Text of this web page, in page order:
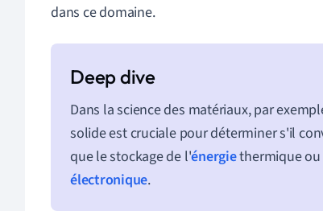
dans ce domaine.
Dans la science des matériaux, par
solide est cruciale pour déterminer s'il
que le stockage de l'énergiethermique ou
électronique.